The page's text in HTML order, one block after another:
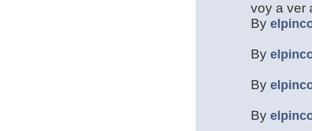
voy a ver
By
By
By
By